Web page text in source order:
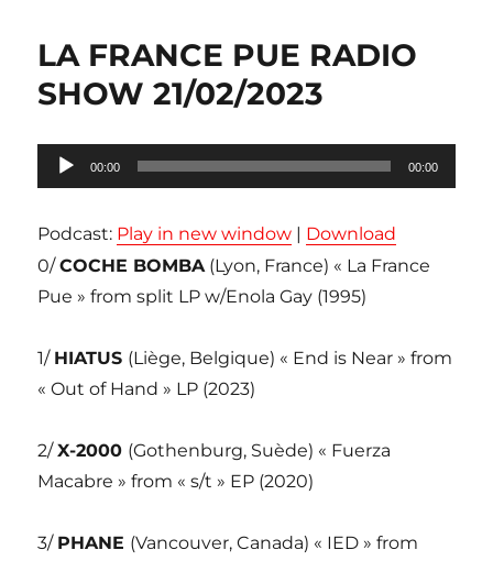
LA FRANCE PUE RADIO
SHOW 21/02/2023
Lecteur
audio
00:00 00:00
Podcast: Play in new window | Download
0/COCHE BOMBA(Lyon, France) « La France
Pue » from split LP w/Enola Gay (1995)
1/ HIATUS (Liège, Belgique) « End is Near » from
« Out of Hand » LP (2023)
2/X-2000 (Gothenburg, Suède) « Fuerza
Macabre » from « s/t » EP (2020)
3/ PHANE (Vancouver, Canada) « IED » from